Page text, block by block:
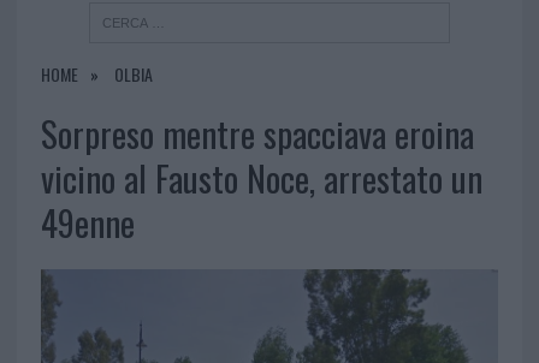
HOME OLBIA
Sorpreso mentre spacciava eroina
vicino al Fausto Noce, arrestato un
49enne